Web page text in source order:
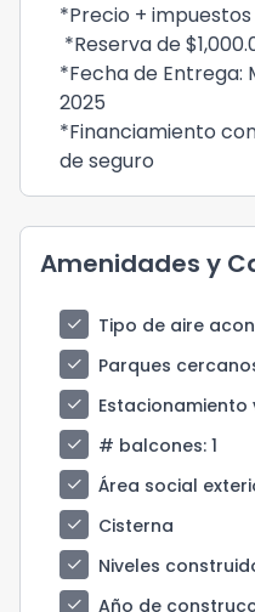
*Precio + impuestos
*Reserva de
*Fecha de Entrega:
2025
*Financiamiento
de seguro
Amenidades y
check Tipo de aire
check
Parques
check
Estacionamiento
check
# balcones: 1
check
Área social
check
Cisterna
check
Niveles
check
Año de